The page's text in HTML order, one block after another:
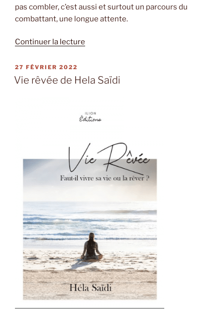
pas combler, c’est aussi et surtout un parcours du
combattant, une longue attente.
Continuer la lecture
russes
jamais
Van
Oost »
PUBLIÉ
LE
27 FÉVRIER 2022
Vie rêvée de Hela Saïdi